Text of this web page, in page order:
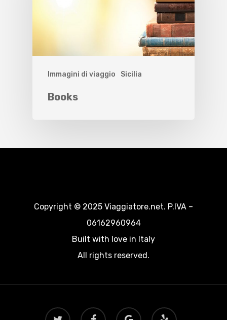
Immagini di viaggio Sicilia
Books
Copyright © 2025 Viaggiatore.net. P.IVA –
06162960964
Built with love in Italy
All rights reserved.
twitter facebook
google-
yelp